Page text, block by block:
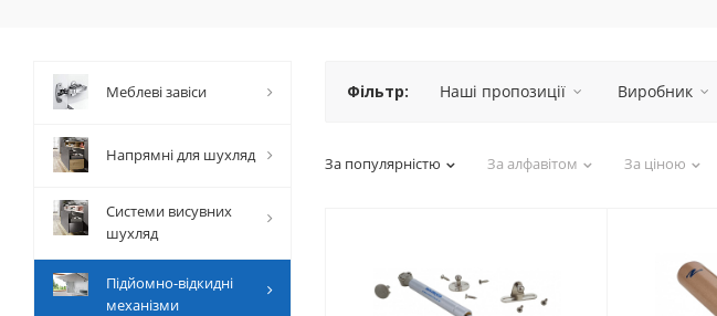
Фільтр: Наші пропозиції Виробник
За популярністю За алфавітом За ціною
Меблеві завіси
Напрямні для шухляд
Системи висувних
шухляд
Підйомно-відкидні
механізми